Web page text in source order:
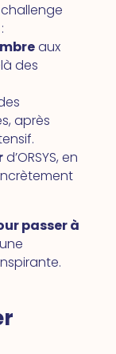
aux
des
après
d’ORSYS, en
passer à